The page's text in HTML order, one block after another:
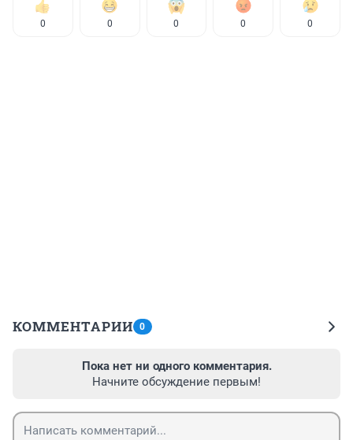
0 0 0 0 0
КОММЕНТАРИИ 0
Пока нет ни одного комментария.
Начните обсуждение первым!